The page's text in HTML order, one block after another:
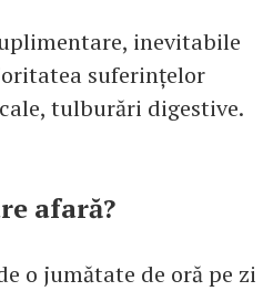
inevitabile
suferințelor
tulburări digestive.
afară?
o jumătate de oră pe zi